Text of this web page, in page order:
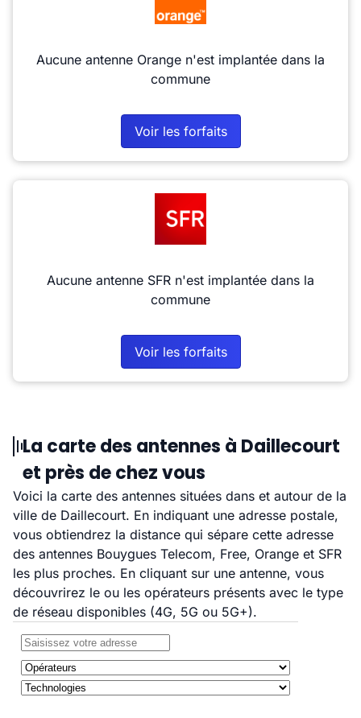
Aucune antenne Orange n'est implantée dans la
commune
Voir les forfaits
Aucune antenne SFR n'est implantée dans la
commune
Voir les forfaits
La carte des antennes à Daillecourt
et près de chez vous
Voici la carte des antennes situées dans et autour de la
ville de Daillecourt. En indiquant une adresse postale,
vous obtiendrez la distance qui sépare cette adresse
des antennes Bouygues Telecom, Free, Orange et SFR
les plus proches. En cliquant sur une antenne, vous
découvrirez le ou les opérateurs présents avec le type
de réseau disponibles (4G, 5G ou 5G+).